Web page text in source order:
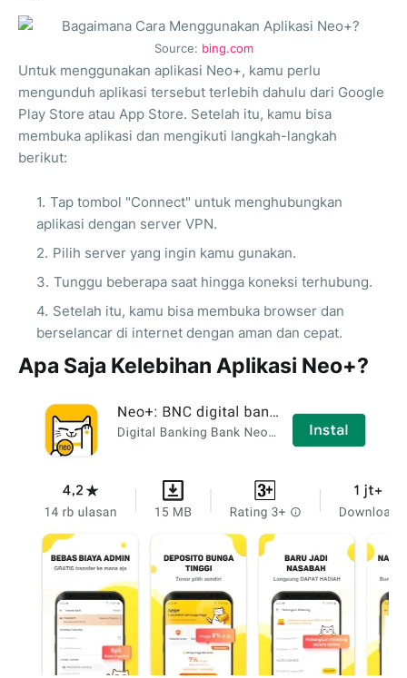
Source: bing.com
Untuk menggunakan aplikasi Neo+, kamu perlu
mengunduh aplikasi tersebut terlebih dahulu dari Google
Play Store atau App Store. Setelah itu, kamu bisa
membuka aplikasi dan mengikuti langkah-langkah
berikut:
Tap tombol "Connect" untuk menghubungkan
aplikasi dengan server VPN.
Pilih server yang ingin kamu gunakan.
Tunggu beberapa saat hingga koneksi terhubung.
Setelah itu, kamu bisa membuka browser dan
berselancar di internet dengan aman dan cepat.
Apa Saja Kelebihan Aplikasi Neo+?